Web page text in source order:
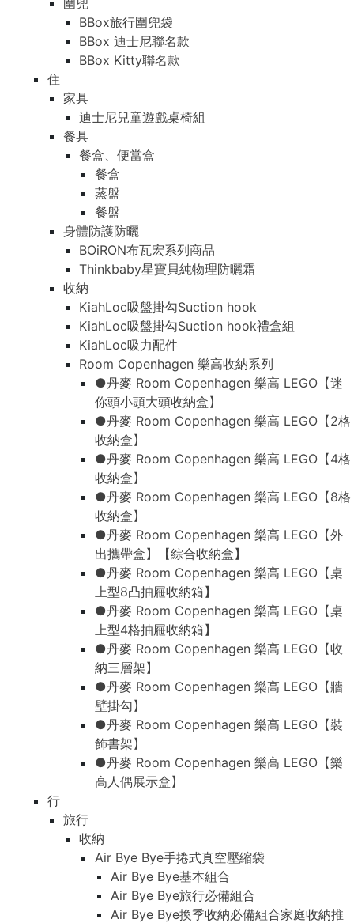
圍兜
BBox旅行圍兜袋
BBox 迪士尼聯名款
BBox Kitty聯名款
住
家具
迪士尼兒童遊戲桌椅組
餐具
餐盒、便當盒
餐盒
蒸盤
餐盤
身體防護防曬
BOiRON布瓦宏系列商品
Thinkbaby星寶貝純物理防曬霜
收納
KiahLoc吸盤掛勾Suction hook
KiahLoc吸盤掛勾Suction hook禮盒組
KiahLoc吸力配件
Room Copenhagen 樂高收納系列
●丹麥 Room Copenhagen 樂高 LEGO【迷
你頭小頭大頭收納盒】
●丹麥 Room Copenhagen 樂高 LEGO【2格
收納盒】
●丹麥 Room Copenhagen 樂高 LEGO【4格
收納盒】
●丹麥 Room Copenhagen 樂高 LEGO【8格
收納盒】
●丹麥 Room Copenhagen 樂高 LEGO【外
出攜帶盒】【綜合收納盒】
●丹麥 Room Copenhagen 樂高 LEGO【桌
上型8凸抽屜收納箱】
●丹麥 Room Copenhagen 樂高 LEGO【桌
上型4格抽屜收納箱】
●丹麥 Room Copenhagen 樂高 LEGO【收
納三層架】
●丹麥 Room Copenhagen 樂高 LEGO【牆
壁掛勾】
●丹麥 Room Copenhagen 樂高 LEGO【裝
飾書架】
●丹麥 Room Copenhagen 樂高 LEGO【樂
高人偶展示盒】
行
旅行
收納
Air Bye Bye手捲式真空壓縮袋
Air Bye Bye基本組合
Air Bye Bye旅行必備組合
Air Bye Bye換季收納必備組合家庭收納推